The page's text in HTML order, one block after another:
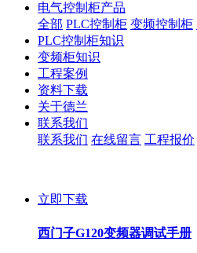
电气控制柜产品
全部 PLC控制柜 变频控制柜
PLC控制柜知识
变频柜知识
工程案例
资料下载
关于德兰
联系我们
联系我们 在线留言 工程报价
立即下载
西门子G120变频器调试手册